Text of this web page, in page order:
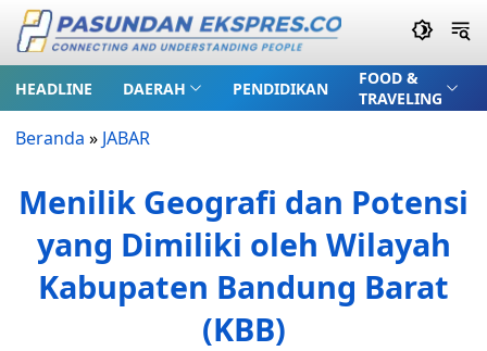
HEADLINE DAERAH PENDIDIKAN
FOOD &
TRAVELING
Beranda » JABAR
Menilik Geografi dan Potensi
yang Dimiliki oleh Wilayah
Kabupaten Bandung Barat
(KBB)